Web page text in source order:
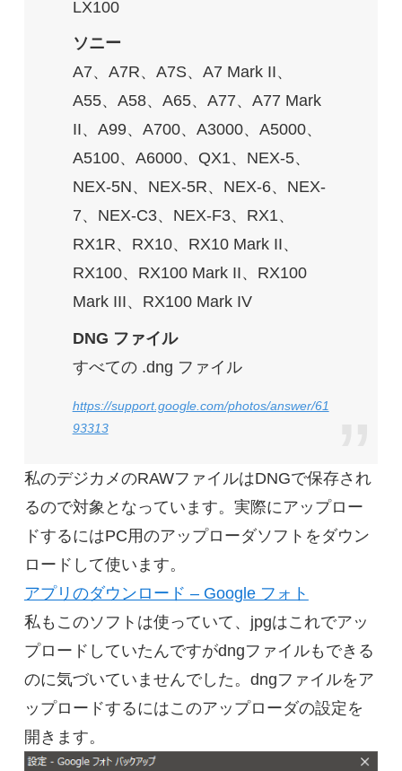
LX100
ソニー
A7、A7R、A7S、A7 Mark II、
A55、A58、A65、A77、A77 Mark
II、A99、A700、A3000、A5000、
A5100、A6000、QX1、NEX-5、
NEX-5N、NEX-5R、NEX-6、NEX-
7、NEX-C3、NEX-F3、RX1、
RX1R、RX10、RX10 Mark II、
RX100、RX100 Mark II、RX100
Mark III、RX100 Mark IV
DNG ファイル
すべての .dng ファイル
https://support.google.com/photos/answer/61
93313
私のデジカメのRAWファイルはDNGで保存され
るので対象となっています。実際にアップロー
ドするにはPC用のアップローダソフトをダウン
ロードして使います。
アプリのダウンロード – Google フォト
私もこのソフトは使っていて、jpgはこれでアッ
プロードしていたんですがdngファイルもできる
のに気づいていませんでした。dngファイルをア
ップロードするにはこのアップローダの設定を
開きます。